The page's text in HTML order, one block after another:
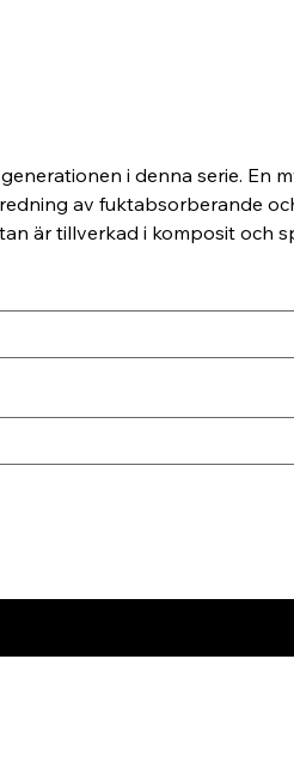
i denna serie. En
av fuktabsorberande
är tillverkad i komposit och